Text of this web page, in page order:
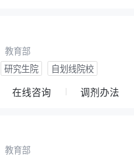
教育部
研究生院 自划线院校
在线咨询 调剂办法
教育部